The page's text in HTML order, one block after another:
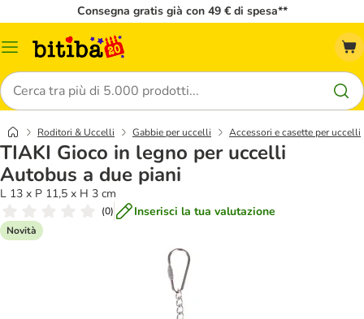
Consegna gratis già con 49 € di spesa**
Overview
Cerca
Roditori & Uccelli Gabbie per uccelli Accessori e casette per uccelli
TIAKI Gioco in legno per uccelli
Autobus a due piani
L 13 x P 11,5 x H 3 cm
(0) Inserisci la tua valutazione
Novità